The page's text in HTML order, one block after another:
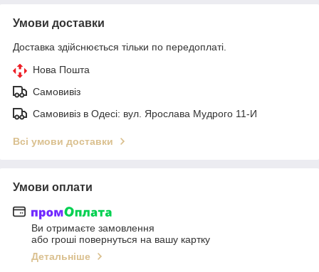
Умови доставки
Доставка здійснюється тільки по передоплаті.
Нова Пошта
Самовивіз
Самовивіз в Одесі: вул. Ярослава Мудрого 11-И
Всі умови доставки
Умови оплати
Ви отримаєте замовлення
або гроші повернуться на вашу картку
Детальніше